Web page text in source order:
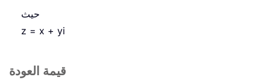
حيث
z = x + yi
قيمة العودة